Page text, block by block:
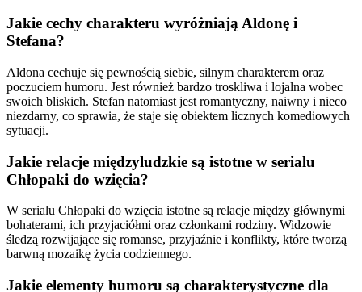
Jakie cechy charakteru wyróżniają Aldonę i
Stefana?
Aldona cechuje się pewnością siebie, silnym charakterem oraz
poczuciem humoru. Jest również bardzo troskliwa i lojalna wobec
swoich bliskich. Stefan natomiast jest romantyczny, naiwny i nieco
niezdarny, co sprawia, że staje się obiektem licznych komediowych
sytuacji.
Jakie relacje międzyludzkie są istotne w serialu
Chłopaki do wzięcia?
W serialu Chłopaki do wzięcia istotne są relacje między głównymi
bohaterami, ich przyjaciółmi oraz członkami rodziny. Widzowie
śledzą rozwijające się romanse, przyjaźnie i konflikty, które tworzą
barwną mozaikę życia codziennego.
Jakie elementy humoru są charakterystyczne dla